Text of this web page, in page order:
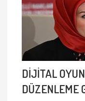
DİJİTAL
DÜZENLEME